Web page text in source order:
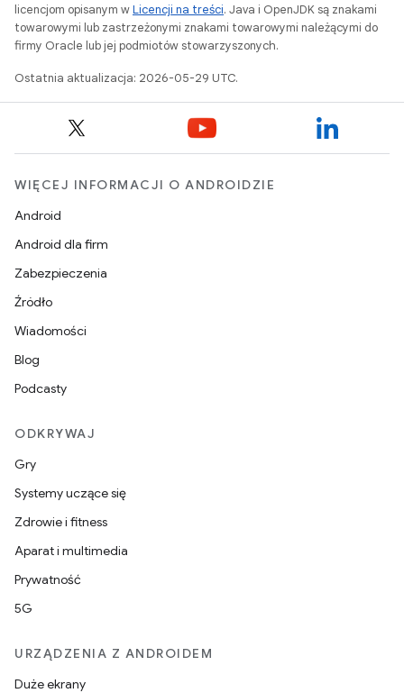
licencjom opisanym wLicencji na treści. Java i OpenJDK są znakami
towarowymi lub zastrzeżonymi znakami towarowymi należącymi do
firmy Oracle lub jej podmiotów stowarzyszonych.
Ostatnia aktualizacja: 2026-05-29 UTC.
WIĘCEJ INFORMACJI O ANDROIDZIE
Android
Android dla firm
Zabezpieczenia
Źródło
Wiadomości
Blog
Podcasty
ODKRYWAJ
Gry
Systemy uczące się
Zdrowie i fitness
Aparat i multimedia
Prywatność
5G
URZĄDZENIA Z ANDROIDEM
Duże ekrany